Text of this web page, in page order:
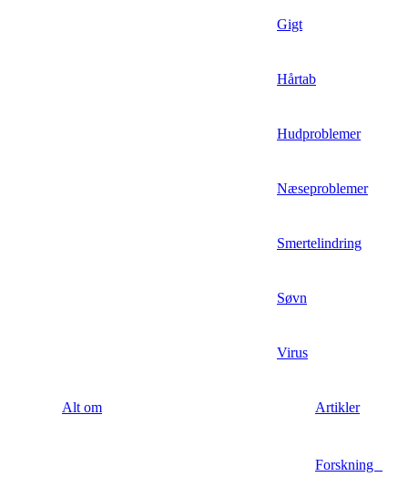
Gigt
Hårtab
Hudproblemer
Næseproblemer
Smertelindring
Søvn
Virus
Alt om Artikler
Forskning